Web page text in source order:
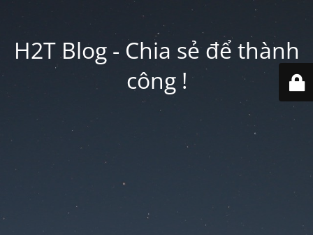
H2T Blog - Chia sẻ để thành
công !